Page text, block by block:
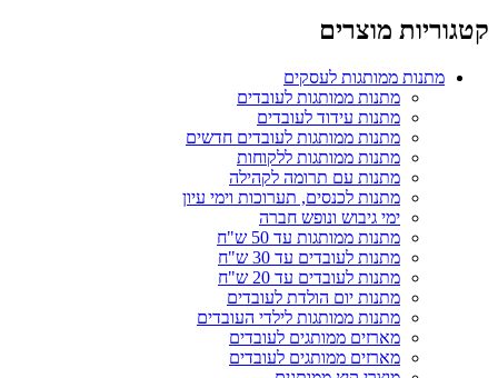
קטגוריות מוצרים
מתנות ממותגות לעסקים
מתנות ממותגות לעובדים
מתנות עידוד לעובדים
מתנות ממותגות לעובדים חדשים
מתנות ממותגות ללקוחות
מתנות עם תרומה לקהילה
מתנות לכנסים, תערוכות וימי עיון
ימי גיבוש ונופש חברה
מתנות ממותגות עד 50 ש"ח
מתנות לעובדים עד 30 ש"ח
מתנות לעובדים עד 20 ש"ח
מתנות יום הולדת לעובדים
מתנות ממותגות לילדי העובדים
מארזים ממותגים לעובדים
מארזים ממותגים לעובדים